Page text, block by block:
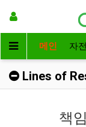
메인 자
Lines of
책